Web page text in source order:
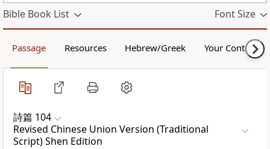
Bible Book List Font Size
Passage Resources Hebrew/Greek Your Content
詩篇 104
Revised Chinese Union Version (Traditional
Script) Shen Edition